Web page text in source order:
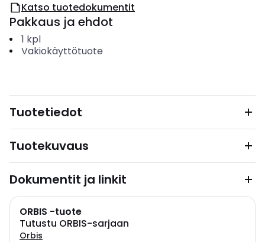
Katso tuotedokumentit
Pakkaus ja ehdot
1 kpl
Vakiokäyttötuote
Tuotetiedot
Tuotekuvaus
Dokumentit ja linkit
ORBIS -tuote
Tutustu ORBIS-sarjaan
Orbis